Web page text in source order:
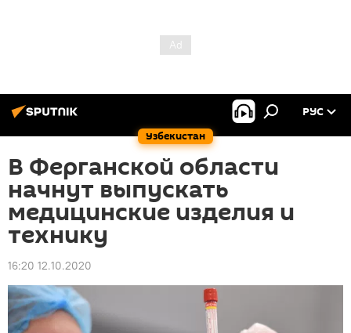
Узбекистан
РУС
В Ферганской области
начнут выпускать
медицинские изделия и
технику
16:20 12.10.2020